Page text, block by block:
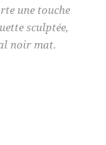
une touche
sculptée,
noir mat.